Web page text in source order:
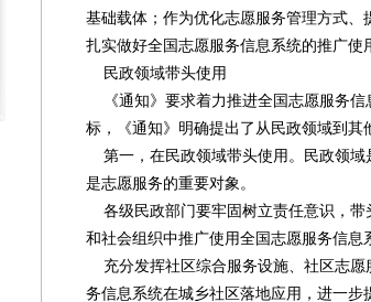
基础载体；作为优化志愿服务管理方式
扎实做好全国志愿服务信息系统的推广使
民政领域带头使用
《通知》要求着力推进全国志愿服务信
标，《通知》明确提出了从民政领域到其
第一，在民政领域带头使用。民政领域
是志愿服务的重要对象。
各级民政部门要牢固树立责任意识，带
和社会组织中推广使用全国志愿服务信息
充分发挥社区综合服务设施、社区志愿
务信息系统在城乡社区落地应用，进一